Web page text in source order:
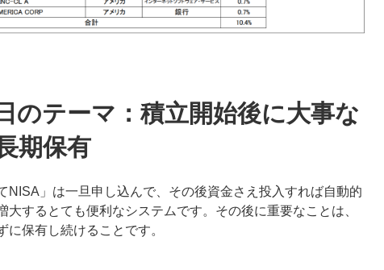
のテーマ：積立開始後に大事な
期保有
NISA」は一旦申し込んで、その後資金さえ投入すれば自動的
大するとても便利なシステムです。その後に重要なことは、
に保有し続けることです。